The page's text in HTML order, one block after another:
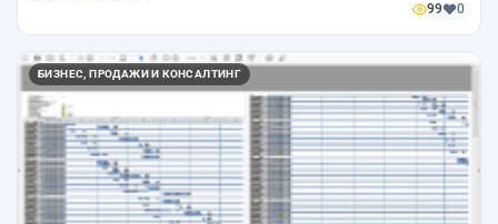
99 0
БИЗНЕС, ПРОДАЖИ И КОНСАЛТИНГ